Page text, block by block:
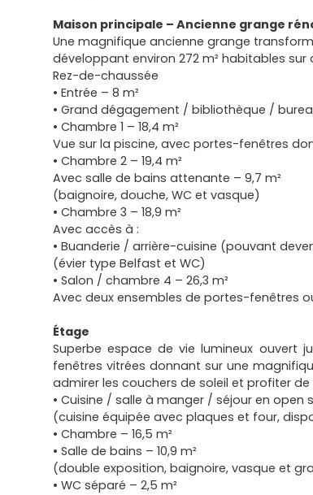
Maison principale – Ancienne grange
Une magnifique ancienne grange
développant environ 272 m² habitables sur
Rez-de-chaussée
• Entrée – 8 m²
• Grand dégagement / bibliothèque /
• Chambre 1 – 18,4 m²
Vue sur la piscine, avec portes-fenêtres
• Chambre 2 – 19,4 m²
Avec salle de bains attenante – 9,7 m²
(baignoire, douche, WC et vasque)
• Chambre 3 – 18,9 m²
Avec accès à :
• Buanderie / arrière-cuisine (pouvant
(évier type Belfast et WC)
• Salon / chambre 4 – 26,3 m²
Avec deux ensembles de portes-fenêtres
Étage
Superbe espace de vie lumineux ouvert
fenêtres vitrées donnant sur une
admirer les couchers de soleil et profiter de
• Cuisine / salle à manger / séjour en open
(cuisine équipée avec plaques et four,
• Chambre – 16,5 m²
• Salle de bains – 10,9 m²
(double exposition, baignoire, vasque et
• WC séparé – 2,5 m²